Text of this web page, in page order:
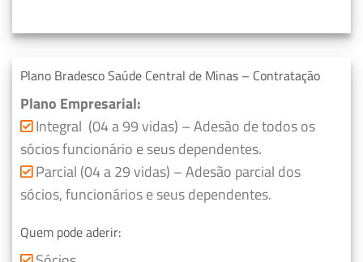
Plano Bradesco Saúde Central de Minas – Contratação
Plano Empresarial:
Integral (04 a 99 vidas) – Adesão de todos os
sócios funcionário e seus dependentes.
Parcial (04 a 29 vidas) – Adesão parcial dos
sócios, funcionários e seus dependentes.
Quem pode aderir: